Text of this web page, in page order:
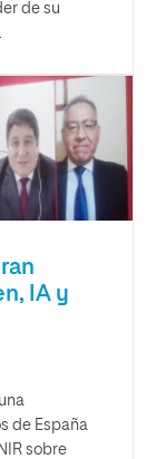
de su
IA y
de España
sobre